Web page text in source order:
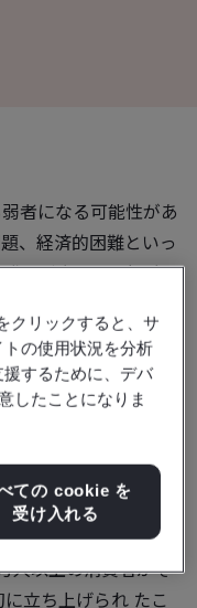
者になる可能性があ
、経済的困難といっ
もが直面する経験で
した。消費者は、
欠なサービスの力を
が受けられることへ
、すべての人のため
出できるよう英国全
人以上の消費者がそ
立ち上げられ たこ
クリックすると、サ
の使用状況を分析
するために、デバ
したことになりま
ての cookie を
受け入れる